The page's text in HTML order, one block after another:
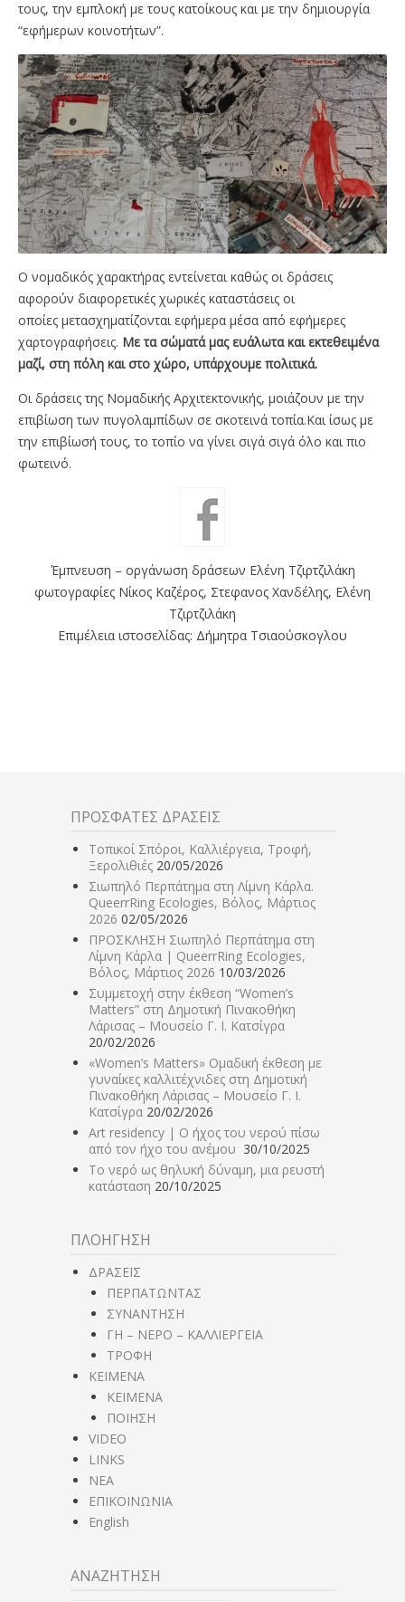
τους, την εμπλοκή με τους κατοίκους και με την δημιουργία
“εφήμερων κοινοτήτων”.
Ο νομαδικός χαρακτήρας εντείνεται καθώς οι δράσεις
αφορούν διαφορετικές χωρικές καταστάσεις οι
οποίες μετασχηματίζονται εφήμερα μέσα από εφήμερες
χαρτογραφήσεις. Με τα σώματά μας ευάλωτα και εκτεθειμένα
μαζί, στη πόλη και στο χώρο, υπάρχουμε πολιτικά.
Οι δράσεις της Νομαδικής Αρχιτεκτονικής, μοιάζουν με την
επιβίωση των πυγολαμπίδων σε σκοτεινά τοπία.Και ίσως με
την επιβίωσή τους, το τοπίο να γίνει σιγά σιγά όλο και πιο
φωτεινό.
Έμπνευση – οργάνωση δράσεων Ελένη Τζιρτζιλάκη
φωτογραφίες Νίκος Καζέρος, Στεφανος Χανδέλης, Ελένη
Τζιρτζιλάκη
Επιμέλεια ιστοσελίδας: Δήμητρα Τσιαούσκογλου
ΠΡΟΣΦΑΤΕΣ ΔΡΑΣΕΙΣ
Τοπικοί Σπόροι, Καλλιέργεια, Τροφή,
Ξερολιθιές 20/05/2026
Σιωπηλό Περπάτημα στη Λίμνη Κάρλα.
QueerrRing Ecologies, Βόλος, Μάρτιος
2026 02/05/2026
ΠΡΟΣΚΛΗΣΗ Σιωπηλό Περπάτημα στη
Λίμνη Κάρλα | QueerrRing Ecologies,
Βόλος, Μάρτιος 2026 10/03/2026
Συμμετοχή στην έκθεση “Women’s
Matters” στη Δημοτική Πινακοθήκη
Λάρισας – Μουσείο Γ. Ι. Κατσίγρα
20/02/2026
«Women’s Matters» Ομαδική έκθεση με
γυναίκες καλλιτέχνιδες στη Δημοτική
Πινακοθήκη Λάρισας – Μουσείο Γ. Ι.
Κατσίγρα 20/02/2026
Art residency | Ο ήχος του νερού πίσω
από τον ήχο του ανέμου 30/10/2025
Το νερό ως θηλυκή δύναμη, μια ρευστή
κατάσταση 20/10/2025
ΠΛΟΗΓΗΣΗ
ΔΡΑΣΕΙΣ
ΠΕΡΠΑΤΩΝΤΑΣ
ΣΥΝΑΝΤΗΣΗ
ΓΗ – ΝΕΡΟ – ΚΑΛΛΙΕΡΓΕΙΑ
ΤΡΟΦΗ
ΚΕΙΜΕΝΑ
ΚΕΙΜΕΝΑ
ΠΟΙΗΣΗ
VIDEO
LINKS
NEA
ΕΠΙΚΟΙΝΩΝΙΑ
English
ΑΝΑΖΗΤΗΣΗ